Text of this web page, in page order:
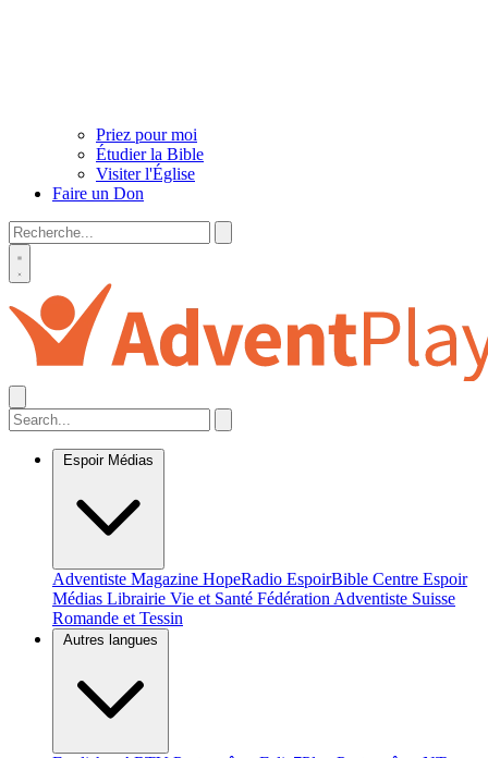
Priez pour moi
Étudier la Bible
Visiter l'Église
Faire un Don
Espoir Médias
Adventiste Magazine HopeRadio EspoirBible Centre Espoir
Médias Librairie Vie et Santé Fédération Adventiste Suisse
Romande et Tessin
Autres langues